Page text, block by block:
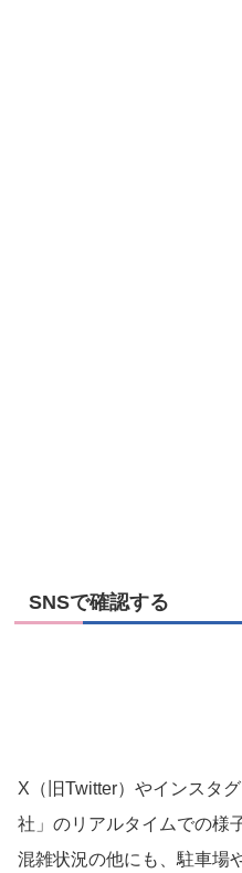
SNSで確認する
X（旧Twitter）やインスタ
社」のリアルタイムでの様
混雑状況の他にも、駐車場